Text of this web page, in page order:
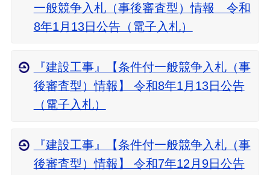
一般競争入札（事後審査型）情報 令和
8年1月13日公告（電子入札）
『建設工事』【条件付一般競争入札（事
後審査型）情報】 令和8年1月13日公告
（電子入札）
『建設工事』【条件付一般競争入札（事
後審査型）情報】 令和7年12月9日公告